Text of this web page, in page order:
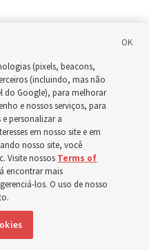
(pixels, beacons,
(incluindo, mas não
do Google), para melhorar
e nossos serviços, para
e personalizar a
em nosso site e em
nosso site, você
Visite nossos Terms of
encontrar mais
los. O uso de nosso